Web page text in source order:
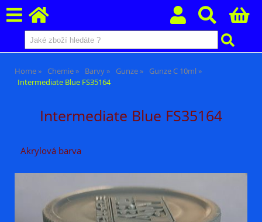
Home Chemie Barvy Gunze
Gunze C 10ml
Intermediate Blue FS35164
Intermediate Blue FS35164
Akrylová barva